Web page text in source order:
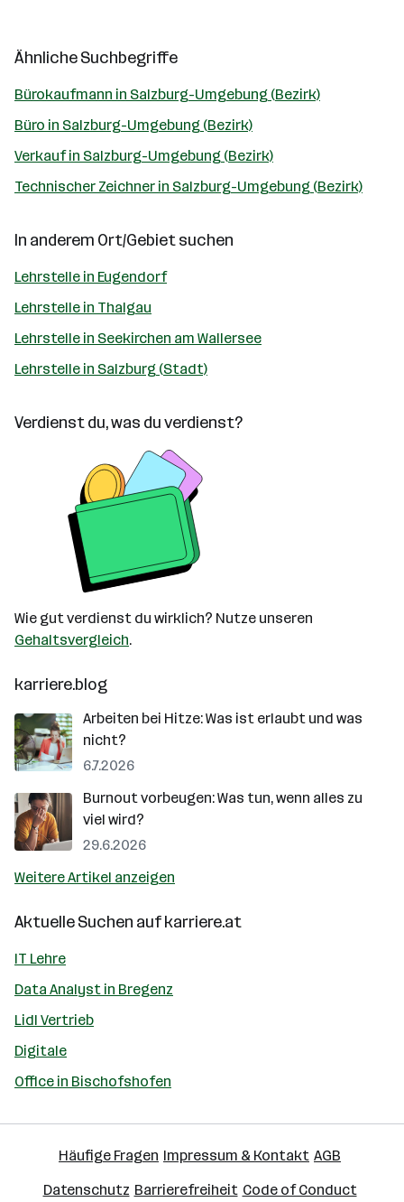
Ähnliche Suchbegriffe
Bürokaufmann in Salzburg-Umgebung (Bezirk)
Büro in Salzburg-Umgebung (Bezirk)
Verkauf in Salzburg-Umgebung (Bezirk)
Technischer Zeichner in Salzburg-Umgebung (Bezirk)
In anderem Ort/Gebiet suchen
Lehrstelle in Eugendorf
Lehrstelle in Thalgau
Lehrstelle in Seekirchen am Wallersee
Lehrstelle in Salzburg (Stadt)
Verdienst du, was du verdienst?
Wie gut verdienst du wirklich? Nutze unseren
Gehaltsvergleich.
karriere.blog
Arbeiten bei Hitze: Was ist erlaubt und was
nicht?
6.7.2026
Burnout vorbeugen: Was tun, wenn alles zu
viel wird?
29.6.2026
Weitere Artikel anzeigen
Aktuelle Suchen aufkarriere.at
IT Lehre
Data Analyst in Bregenz
Lidl Vertrieb
Digitale
Office in Bischofshofen
Häufige Fragen Impressum & Kontakt AGB
Datenschutz Barrierefreiheit Code of Conduct